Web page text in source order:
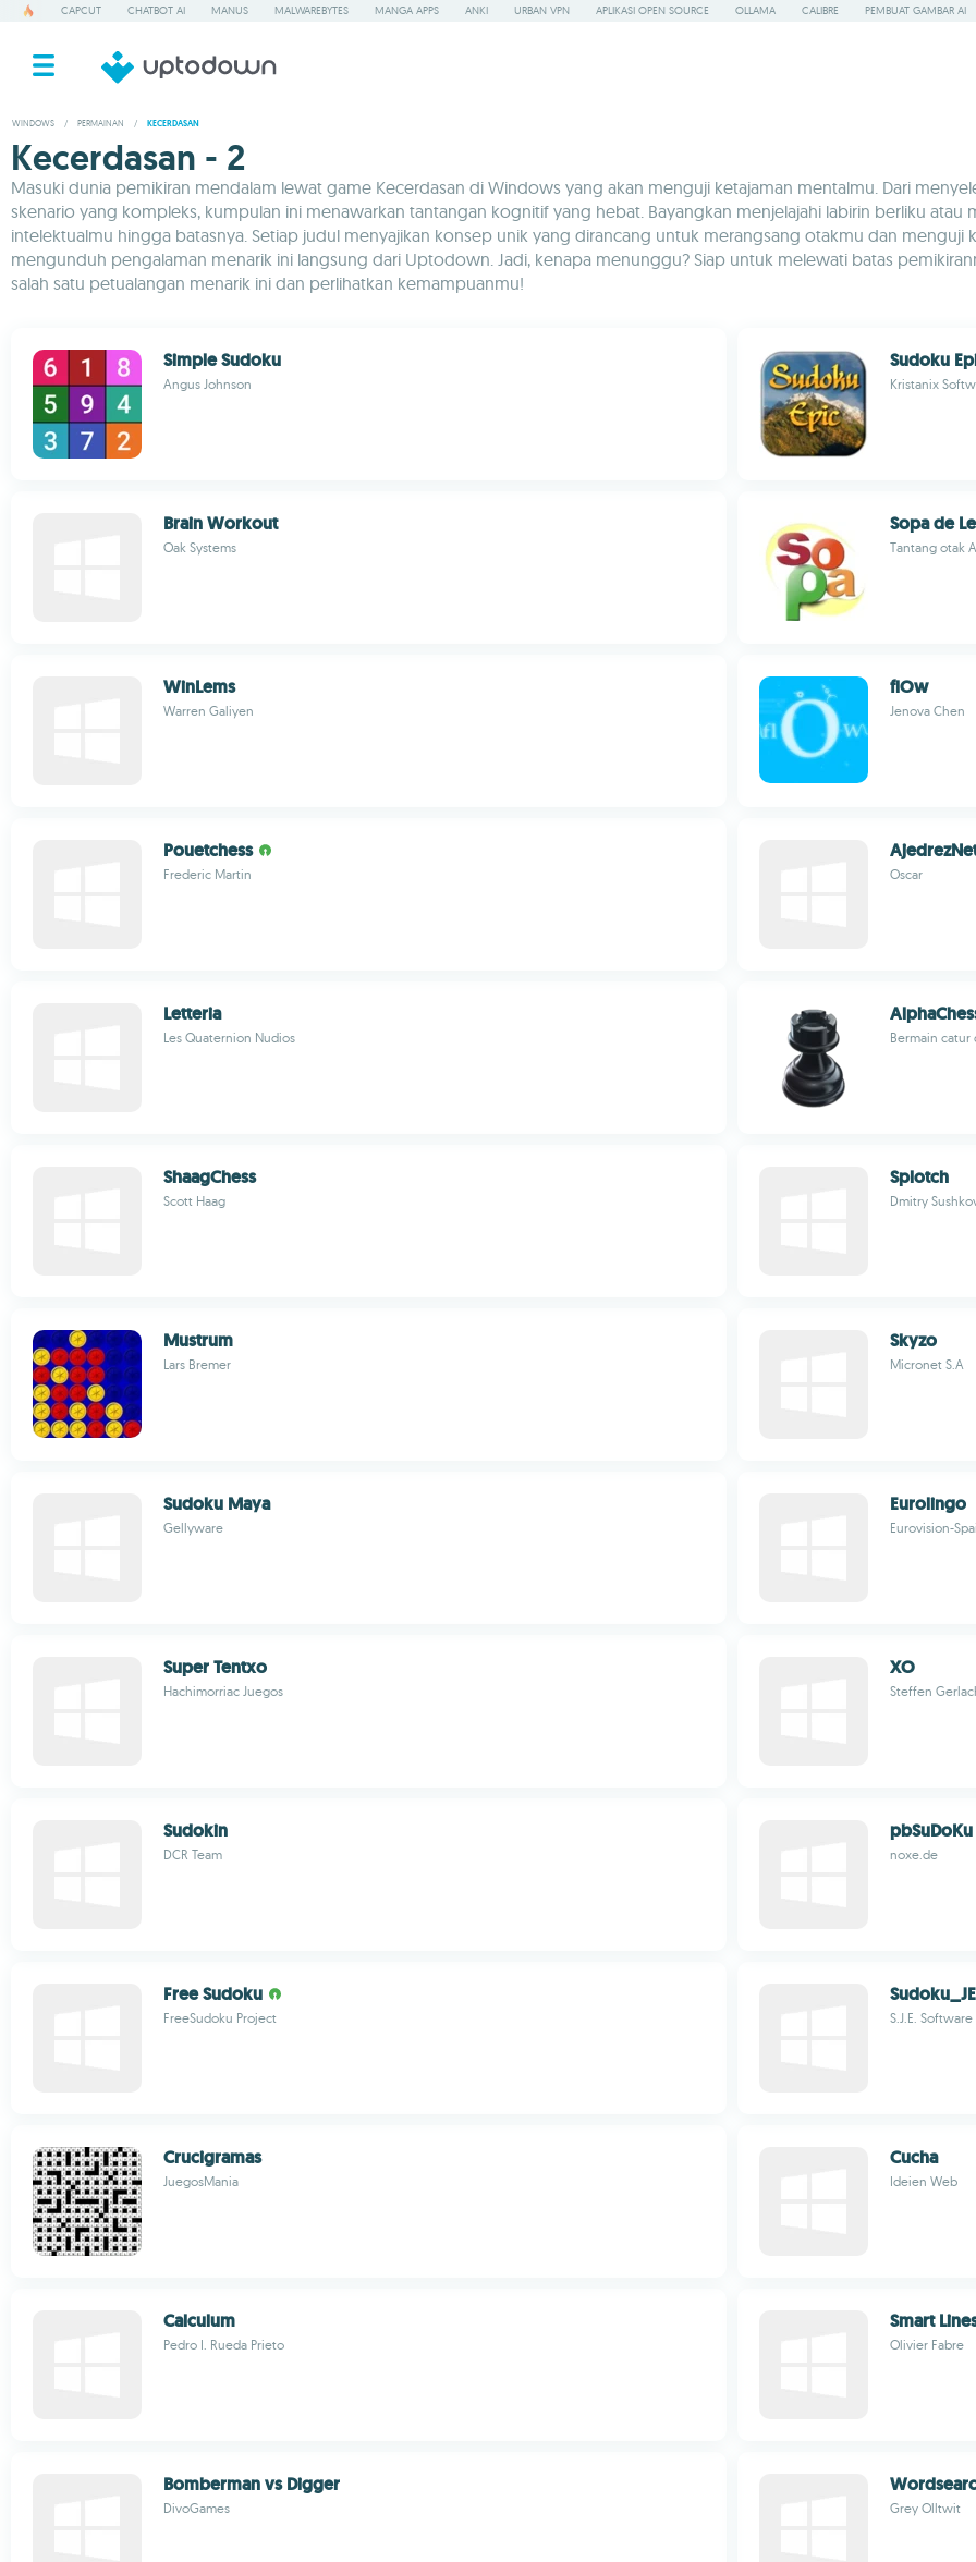
CAPCUT CHATBOT AI MANUS MALWAREBYTES MANGA APPS ANKI URBAN VPN APLIKASI OPEN SOURCE OLLAMA CALIBRE PEMBUAT GAMBAR AI
WINDOWS / PERMAINAN / KECERDASAN
Kecerdasan - 2
Masuki dunia pemikiran mendalam lewat game Kecerdasan di Windows yang akan menguji ketajaman mentalmu. Dari
skenario yang kompleks, kumpulan ini menawarkan tantangan kognitif yang hebat. Bayangkan menjelajahi labirin berliku
intelektualmu hingga batasnya. Setiap judul menyajikan konsep unik yang dirancang untuk merangsang otakmu dan menguji
mengunduh pengalaman menarik ini langsung dari Uptodown. Jadi, kenapa menunggu? Siap untuk melewati batas
salah satu petualangan menarik ini dan perlihatkan kemampuanmu!
Simple Sudoku
Angus Johnson
Sudoku
Kristanix
Brain Workout
Oak Systems
Sopa de
Tantang otak
WinLems
Warren Galiyen
flOw
Jenova Chen
Pouetchess
Frederic Martin Oscar
Letteria
Les Quaternion Nudios Bermain
ShaagChess
Scott Haag
Splotch
Dmitry
Mustrum
Lars Bremer
Skyzo
Micronet S.A
Sudoku Maya
Gellyware
Eurolingo
Eurovision-
Super Tentxo
Hachimorriac Juegos
XO
Steffen
Sudokin
DCR Team
pbSuDoKu
noxe.de
Free Sudoku
FreeSudoku Project S.J.E. Software
Crucigramas
JuegosMania
Cucha
Ideien Web
Calculum
Pedro I. Rueda Prieto
Smart
Olivier Fabre
Bomberman vs Digger
DivoGames Grey Olltwit